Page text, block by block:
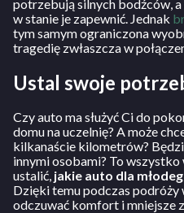
potrzebują silnych bodźców,
w stanie je zapewnić. Jednak
tym samym ograniczona
tragedię zwłaszcza w
Ustal swoje
Czy auto ma służyć Ci do
domu na uczelnię? A może
kilkanaście kilometrów?
innymi osobami? To
ustalić, jakie auto dla
Dzięki temu podczas podróży
odczuwać komfort i mniejsze